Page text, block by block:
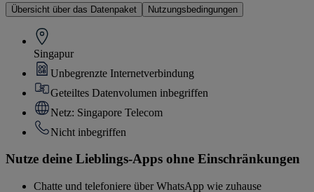
Übersicht über das Datenpaket Nutzungsbedingungen
Singapur
Unbegrenzte Internetverbindung
Geteiltes Datenvolumen inbegriffen
Netz: Singapore Telecom
Nicht inbegriffen
Nutze deine Lieblings-Apps ohne Einschränkungen
Chatte und telefoniere über WhatsApp wie zuhause